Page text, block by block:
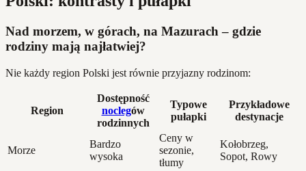
Nad morzem, w górach, na Mazurach – gdzie
rodziny mają najłatwiej?
Nie każdy region Polski jest równie przyjazny rodzinom:
Region
Dostępność
noclegów
rodzinnych
Typowe
pułapki
Przykładowe
destynacje
Morze
Bardzo
wysoka
Ceny w
sezonie,
tłumy
Kołobrzeg,
Sopot, Rowy